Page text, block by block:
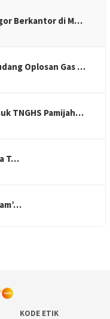
Berkantor di M…
Oplosan Gas …
TNGHS Pamijah…
T…
KODE ETIK